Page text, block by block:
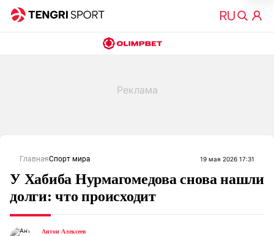
ГлавнаяСпорт мира 19 мая 2026 17:31
У Хабиба Нурмагомедова снова нашли
долги: что происходит
Антон Алексеев